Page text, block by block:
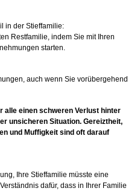
in der Stieffamilie:
Restfamilie, indem Sie mit Ihren
starten.
auch wenn Sie vorübergehend
alle einen schweren Verlust hinter
unsicheren Situation. Gereiztheit,
und Muffigkeit sind oft darauf
Ihre Stieffamilie müsste eine
dafür, dass in Ihrer Familie